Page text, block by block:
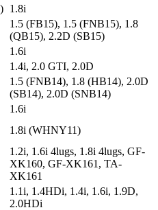
1.8i
1.5 (FB15), 1.5 (FNB15), 1.8
(QB15), 2.2D (SB15)
1.6i
1.4i, 2.0 GTI, 2.0D
1.5 (FNB14), 1.8 (HB14), 2.0D
(SB14), 2.0D (SNB14)
1.6i
1.8i (WHNY11)
1.2i, 1.6i 4lugs, 1.8i 4lugs, GF-
XK160, GF-XK161, TA-
XK161
1.1i, 1.4HDi, 1.4i, 1.6i, 1.9D,
2.0HDi